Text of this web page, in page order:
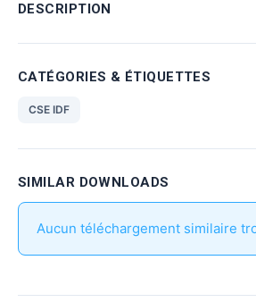
DESCRIPTION
CATÉGORIES & ÉTIQUETTES
CSE IDF
SIMILAR DOWNLOADS
Aucun téléchargement similaire